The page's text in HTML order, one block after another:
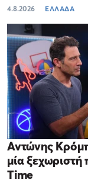
4.8.2026 ΕΛΛΑΔΑ
Αντώνης
μία
Time